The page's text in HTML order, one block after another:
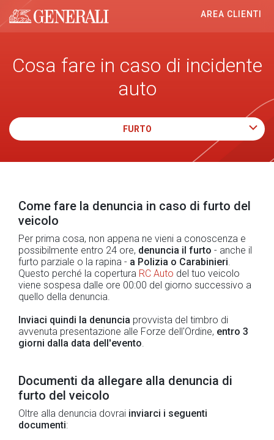
Generali logo
AREA CLIENTI
Cosa fare in caso di incidente
auto
FURTO
Come fare la denuncia in caso di furto del
veicolo
Per prima cosa, non appena ne vieni a conoscenza e
possibilmente entro 24 ore, denuncia il furto - anche il
furto parziale o la rapina - a Polizia o Carabinieri.
Questo perché la copertura RC Auto del tuo veicolo
viene sospesa dalle ore 00:00 del giorno successivo a
quello della denuncia.
Inviaci quindi la denuncia provvista del timbro di
avvenuta presentazione alle Forze dell'Ordine, entro 3
giorni dalla data dell'evento.
Documenti da allegare alla denuncia di
furto del veicolo
Oltre alla denuncia dovrai inviarci i seguenti
documenti: